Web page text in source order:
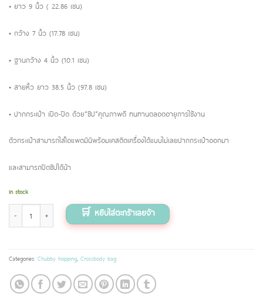
• ยาว 9 นิ้ว ( 22.86 เซน)
• กว้าง 7 นิ้ว (17.78 เซน)
• ฐานกว้าง 4 นิ้ว (10.1 เซน)
• สายหิ้ว ยาว 38.5 นิ้ว (97.8 เซน)
• ปากกระเป๋า เปิด-ปิด ด้วย”ซิป”คุณภาพดี ทนทานตลอดอายุการใช้งาน
ตัวกระเป๋าสามารถใส่ไอแพดมินิพร้อมเคสติดเครื่องได้แบบไม่เลยปากกระเป๋าออกมา
และสามารถปิดซิปได้น้า
In stock
Chubby Hopping ลาย Sweet garden สีชมพูเทา quantity
Categories: Chubby hopping Crossbody bag